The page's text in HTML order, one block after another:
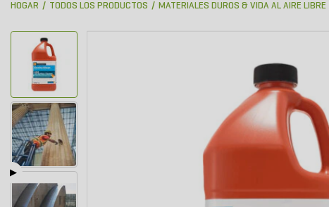
HOGAR TODOS LOS PRODUCTOS MATERIALES DUROS & VIDA AL AIRE LIBRE